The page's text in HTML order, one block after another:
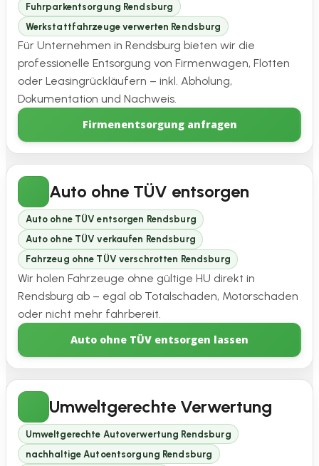
Fuhrparkentsorgung Rendsburg
Werkstattfahrzeuge verwerten Rendsburg
Für Unternehmen in Rendsburg bieten wir die
professionelle Entsorgung von Firmenwagen, Flotten
oder Leasingrückläufern – inkl. Abholung,
Dokumentation und Nachweis.
Firmenentsorgung anfragen
Auto ohne TÜV entsorgen
Auto ohne TÜV entsorgen Rendsburg
Auto ohne TÜV verkaufen Rendsburg
Fahrzeug ohne TÜV verschrotten Rendsburg
Wir holen Fahrzeuge ohne gültige HU direkt in
Rendsburg ab – egal ob Totalschaden, Motorschaden
oder nicht mehr fahrbereit.
Auto ohne TÜV entsorgen lassen
Umweltgerechte Verwertung
Umweltgerechte Autoverwertung Rendsburg
nachhaltige Autoentsorgung Rendsburg